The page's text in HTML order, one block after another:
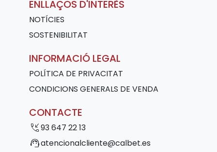
ENLLAÇOS D'INTERÈS
NOTÍCIES
SOSTENIBILITAT
INFORMACIÓ LEGAL
POLÍTICA DE PRIVACITAT
CONDICIONS GENERALS DE VENDA
CONTACTE
phone_callback93 647 22 13
support_agentatencionalcliente@calbet.es